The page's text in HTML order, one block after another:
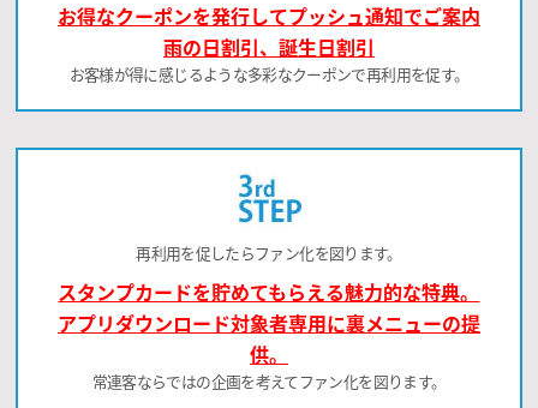
お得なクーポンを発行してプッシュ通知でご案内
雨の日割引、誕生日割引
お客様が得に感じるような多彩なクーポンで再利用を促す。
再利用を促したらファン化を図ります。
スタンプカードを貯めてもらえる魅力的な特典。
アプリダウンロード対象者専用に裏メニューの提
供。
常連客ならではの企画を考えてファン化を図ります。